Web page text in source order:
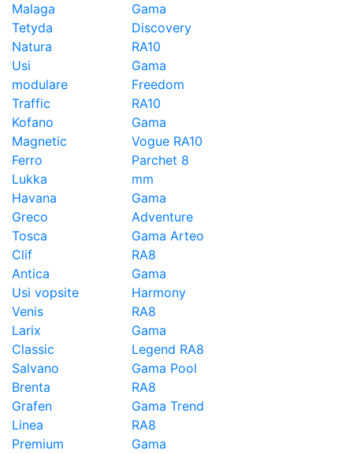
Malaga
Tetyda
Natura
Usi
modulare
Traffic
Kofano
Magnetic
Ferro
Lukka
Havana
Greco
Tosca
Clif
Antica
Usi vopsite
Venis
Larix
Classic
Salvano
Brenta
Grafen
Linea
Premium
Gama
Discovery
RA10
Gama
Freedom
RA10
Gama
Vogue RA10
Parchet 8
mm
Gama
Adventure
Gama Arteo
RA8
Gama
Harmony
RA8
Gama
Legend RA8
Gama Pool
RA8
Gama Trend
RA8
Gama